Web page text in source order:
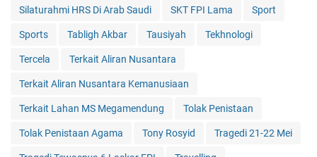
Silaturahmi HRS Di Arab Saudi SKT FPI Lama Sport
Sports Tabligh Akbar Tausiyah Tekhnologi
Tercela Terkait Aliran Nusantara
Terkait Aliran Nusantara Kemanusiaan
Terkait Lahan MS Megamendung Tolak Penistaan
Tolak Penistaan Agama Tony Rosyid Tragedi 21-22 Mei